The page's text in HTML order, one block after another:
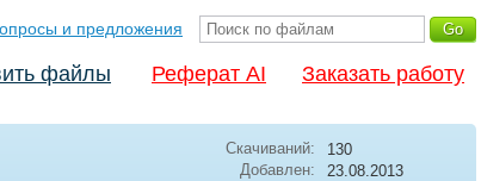
и предложения
файлы Реферат AI Заказать работу
Скачиваний:
130
Добавлен:
23.08.2013